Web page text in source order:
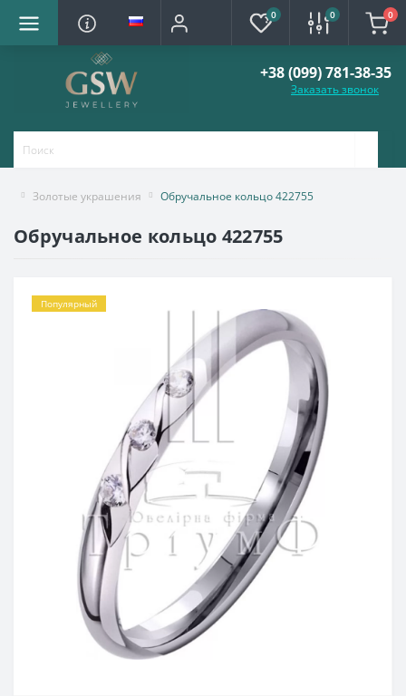
0 0 0
+38 (099) 781-38-35
Заказать звонок
Золотые украшения Обручальное кольцо 422755
Обручальное кольцо 422755
Популярный